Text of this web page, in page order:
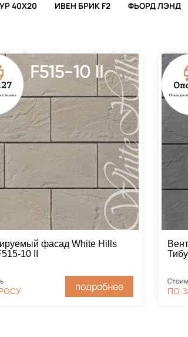
40X20 ИВЕН БРИК F2
ФЬОРД ЛЭНД
фасад White Hills
10 II
подробнее
ПО